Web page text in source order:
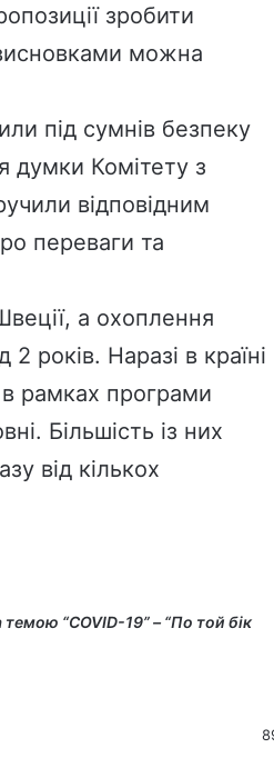
зробити
можна
під сумнів безпеку
думки Комітету з
відповідним
переваги та
а охоплення
2 років. Наразі в країні
рамках програми
Більшість із них
від кількох
темою “COVID-19” – “По той бік